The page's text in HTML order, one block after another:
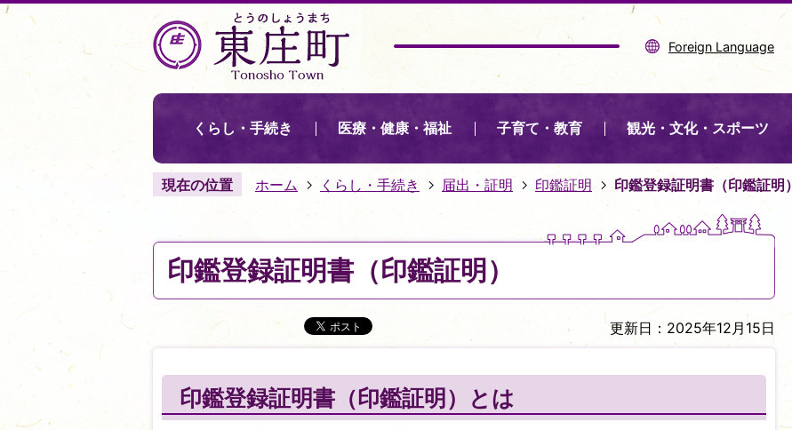
Foreign Language
くらし・手続き 医療・健康・福祉 子育て・教育 観光・文化・スポーツ
現在の位置 ホーム くらし・手続き 届出・証明 印鑑証明 印鑑登録証明書（印鑑証明）
印鑑登録証明書（印鑑証明）
更新日：2025年12月15日
印鑑登録証明書（印鑑証明）とは